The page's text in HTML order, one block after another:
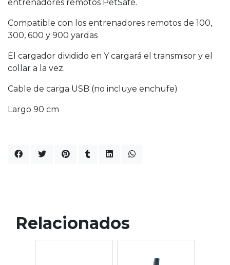
entrenadores remotos PetSafe.
Compatible con los entrenadores remotos de 100,
300, 600 y 900 yardas
El cargador dividido en Y cargará el transmisor y el
collar a la vez.
Cable de carga USB (no incluye enchufe)
Largo 90 cm
Relacionados